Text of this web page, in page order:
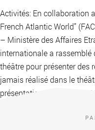
Activités: En collaboration
French Atlantic World”
– Ministère des Affaires
internationale a rassemblé
théâtre pour présenter des
jamais réalisé dans le
présentations sur le projet